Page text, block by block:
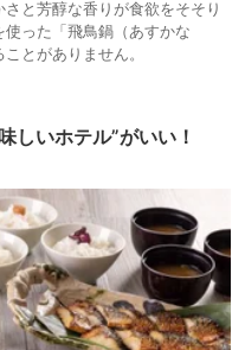
と芳醇な香りが食欲をそそり
った「飛鳥鍋（あすかな
とがありません。
しいホテル”がいい！